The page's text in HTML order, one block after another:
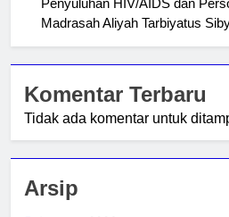
Madrasah Aliyah Tarbiyatus
Komentar Terbaru
Tidak ada komentar untuk
Arsip